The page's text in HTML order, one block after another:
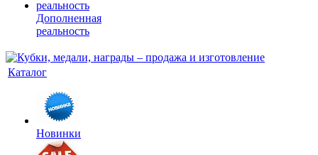
Дополненная
реальность
Каталог
Новинки